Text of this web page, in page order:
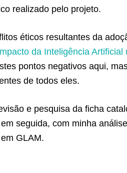
realizado pelo projeto.
éticos resultantes da
da Inteligência Artificial
pontos negativos aqui,
de todos eles.
e pesquisa da ficha
seguida, com minha
GLAM.